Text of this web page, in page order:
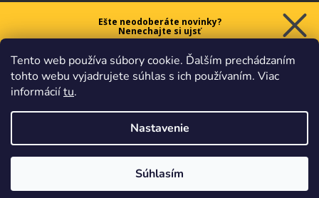
Tento web používa súbory cookie. Ďalším prechádzaním
tohto webu vyjadrujete súhlas s ich používaním. Viac
informáciítu.
Nastavenie
Súhlasím
Ešte neodoberáte novinky?
Nenechajte si ujsť
na prvý nákup nad 40 €.
Chcem zľavu
obchodnými podmienkami.